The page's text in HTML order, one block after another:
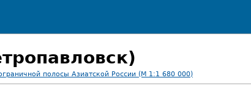
полосы Азиатской России (М 1:1 680 000)